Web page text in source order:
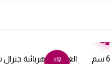
built in بوتاجاز جنرال سوبريم 60 سم
٪12